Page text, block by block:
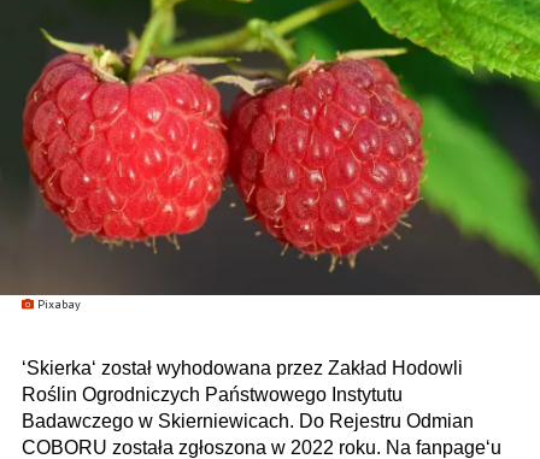
Pixabay
‘Skierka‘ został wyhodowana przez Zakład Hodowli
Roślin Ogrodniczych Państwowego Instytutu
Badawczego w Skierniewicach. Do Rejestru Odmian
COBORU została zgłoszona w 2022 roku. Na fanpage‘u